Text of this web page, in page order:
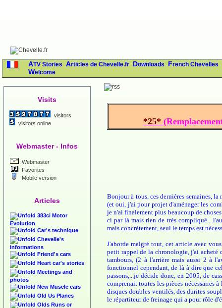
ATV Stories Articles de Chevelle.fr Downloads
French Chevelles
Welcome
Visits
visitors
visitors online
Webmaster - Infos
Webmaster
Favorites
Mobile version
Articles
383ci Motor
Evolution
Car's technique
Chevelle's
informations
Friend's cars
Heart car's stories
Meetings and
photos
New Muscle cars
Old Us Planes
Olds Runs or
*25*
Bonjour à tous, ces dernières semaines,
(et oui, j'ai pour projet d'aménager les
je n'ai finalement plus beaucoup de
ci par là mais rien de très
mais concrètement, seul le temps est
J'aborde malgré tout, cet article avec
petit rappel de la chronologie, j'ai acheté
tambours, (2 à l'arrière mais aussi 2 à
fonctionnel cependant, de là à dire que
passons,...je décide donc, en 2005, de
comprenait toutes les pièces nécessaires
disques doubles ventilés, des durites
le répartiteur de freinage qui a pour rôle